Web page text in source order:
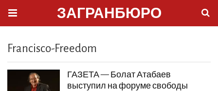
ЗАГРАНБЮРО
Francisco-Freedom
ГАЗЕТА — Болат Атабаев
выступил на форуме свободы